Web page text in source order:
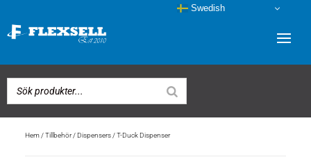
Hem/Tillbehör/Dispensers/ T-Duck Dispenser
Swedish